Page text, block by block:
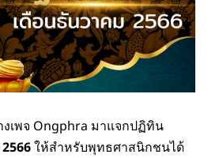
งเพจ Ongphra มาแจกปฏิทิน
ให้สำหรับพุทธศาสนิกชนได้